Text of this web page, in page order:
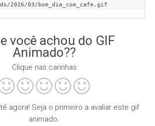
2026/03/bom_dia_com_cafe.gif
você achou do GIF
Animado??
Clique nas carinhas
agora! Seja o primeiro a avaliar este gif
animado.